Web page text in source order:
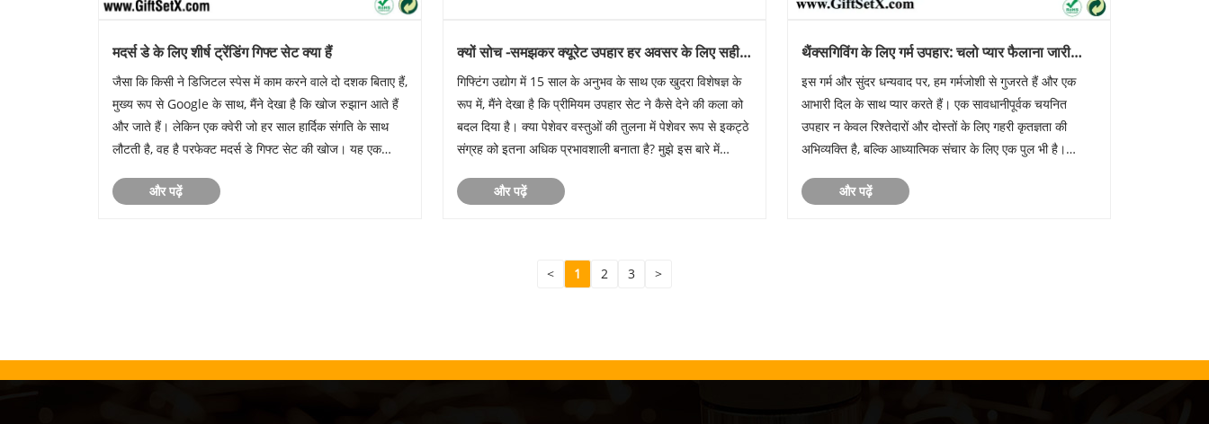
मदर्स डे के लिए शीर्ष ट्रेंडिंग गिफ्ट सेट क्या हैं
जैसा कि किसी ने डिजिटल स्पेस में काम करने वाले दो दशक बिताए हैं,
मुख्य रूप से Google के साथ, मैंने देखा है कि खोज रुझान आते हैं
और जाते हैं। लेकिन एक क्वेरी जो हर साल हार्दिक संगति के साथ
लौटती है, वह है परफेक्ट मदर्स डे गिफ्ट सेट की खोज। यह एक
और पढ़ें
क्यों सोच -समझकर क्यूरेट उपहार हर अवसर के लिए सही
समाधान सेट करता है?
गिफ्टिंग उद्योग में 15 साल के अनुभव के साथ एक खुदरा विशेषज्ञ के
रूप में, मैंने देखा है कि प्रीमियम उपहार सेट ने कैसे देने की कला को
बदल दिया है। क्या पेशेवर वस्तुओं की तुलना में पेशेवर रूप से इकट्ठे
संग्रह को इतना अधिक प्रभावशाली बनाता है? मुझे इस बारे में
और पढ़ें
थैंक्सगिविंग के लिए गर्म उपहार: चलो प्यार फैलाना जारी
रखते हैं
इस गर्म और सुंदर धन्यवाद पर, हम गर्मजोशी से गुजरते हैं और एक
आभारी दिल के साथ प्यार करते हैं। एक सावधानीपूर्वक चयनित
उपहार न केवल रिश्तेदारों और दोस्तों के लिए गहरी कृतज्ञता की
अभिव्यक्ति है, बल्कि आध्यात्मिक संचार के लिए एक पुल भी है।
की......
और पढ़ें
< 1 2 3 >